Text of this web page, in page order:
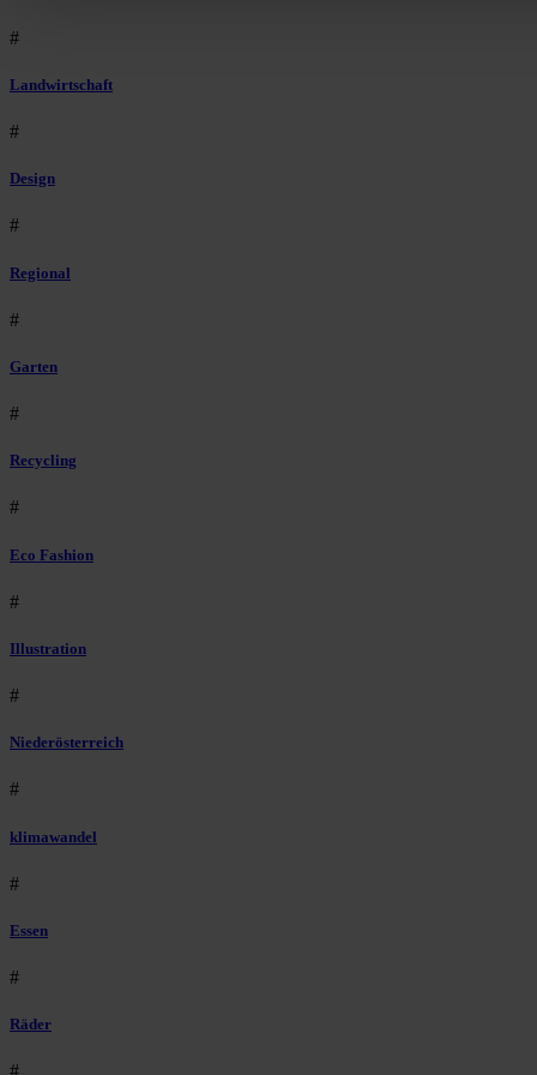
#
Landwirtschaft
#
Design
#
Regional
#
Garten
#
Recycling
#
Eco Fashion
#
Illustration
#
Niederösterreich
#
klimawandel
#
Essen
#
Räder